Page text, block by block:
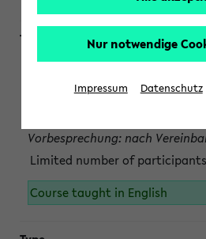
Projektmodul "Bakterielle
Persönliche Anmeldung beim
Vorbesprechung: nach
Limited number of
Course taught in English
Nur notwendige
Impressum Datenschutz